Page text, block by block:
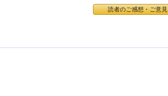
読者のご感想・ご意見